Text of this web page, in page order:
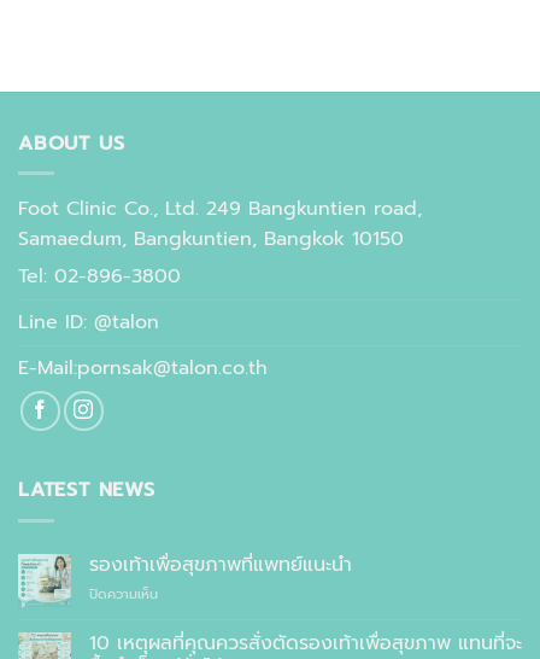
ABOUT US
Foot Clinic Co., Ltd. 249 Bangkuntien road,
Samaedum, Bangkuntien, Bangkok 10150
Tel: 02-896-3800
Line ID: @talon
E-Mail:pornsak@talon.co.th
LATEST NEWS
รองเท้าเพื่อสุขภาพที่แพทย์แนะนำ
ปิดความเห็นบน
เพื่อ
สุขภาพ
10 เหตุผลที่คุณควรสั่งตัดรองเท้าเพื่อสุขภาพ แทนที่จะ